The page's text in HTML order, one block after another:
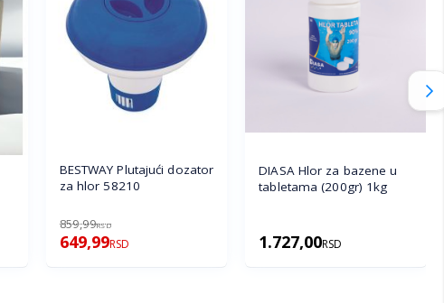
BESTWAY Plutajući dozator
za hlor 58210
859,99RSD
649,99RSD
DIASA Hlor za bazene u
tabletama (200gr) 1kg
1.727,00RSD